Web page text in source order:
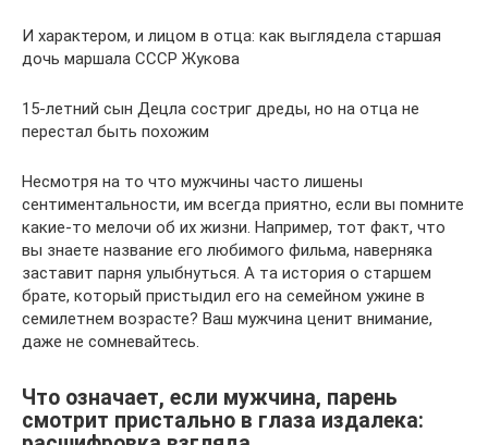
И характером, и лицом в отца: как выглядела старшая
дочь маршала СССР Жукова
15-летний сын Децла состриг дреды, но на отца не
перестал быть похожим
Несмотря на то что мужчины часто лишены
сентиментальности, им всегда приятно, если вы помните
какие-то мелочи об их жизни. Например, тот факт, что
вы знаете название его любимого фильма, наверняка
заставит парня улыбнуться. А та история о старшем
брате, который пристыдил его на семейном ужине в
семилетнем возрасте? Ваш мужчина ценит внимание,
даже не сомневайтесь.
Что означает, если мужчина, парень
смотрит пристально в глаза издалека: